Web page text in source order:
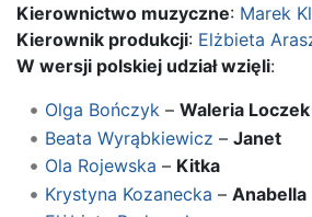
Kierownictwo muzyczne: Marek
Kierownik produkcji: Elżbieta
W wersji polskiej udział wzięli:
Olga Bończyk – Waleria Loczek
Beata Wyrąbkiewicz – Janet
Ola Rojewska – Kitka
Krystyna Kozanecka – Anabella